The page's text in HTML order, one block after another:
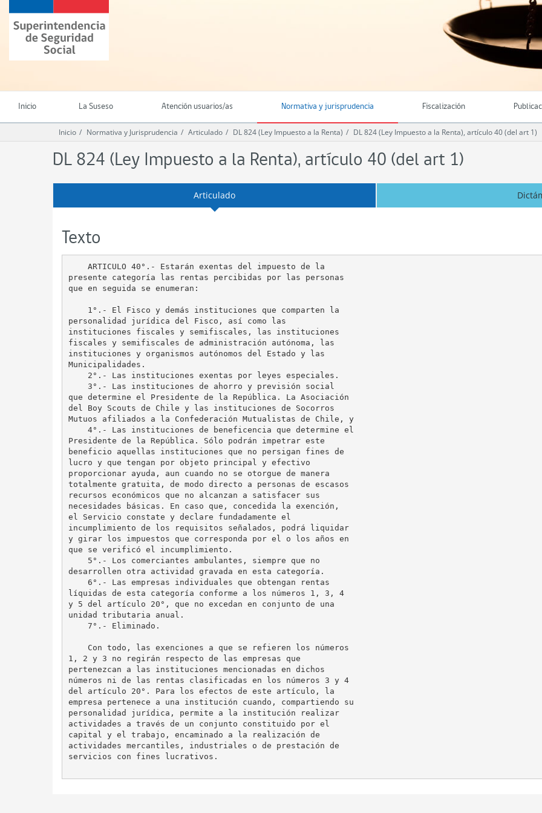
contenido
principal
Superintendencia
de
Seguridad
(SUSESO)
Chile
Inicio La Suseso Atención usuarios/as Normativa y jurisprudencia Fiscalización
Inicio Normativa y Jurisprudencia Articulado DL 824 (Ley Impuesto a la Renta) DL 824 (Ley Impuesto a la Renta), artículo 40 (del art 1)
DL 824 (Ley Impuesto a la Renta), artículo 40 (del art 1)
Articulado
Texto
    ARTICULO 40°.- Estarán exentas del impuesto de la
presente categoría las rentas percibidas por las personas
que en seguida se enumeran:
    1°.- El Fisco y demás instituciones que comparten la
personalidad jurídica del Fisco, así como las
instituciones fiscales y semifiscales, las instituciones
fiscales y semifiscales de administración autónoma, las
instituciones y organismos autónomos del Estado y las
Municipalidades.
    2°.- Las instituciones exentas por leyes especiales.
    3°.- Las instituciones de ahorro y previsión social
que determine el Presidente de la República. La Asociación
del Boy Scouts de Chile y las instituciones de Socorros
Mutuos afiliados a la Confederación Mutualistas de Chile, y
    4°.- Las instituciones de beneficencia que determine el
Presidente de la República. Sólo podrán impetrar este
beneficio aquellas instituciones que no persigan fines de
lucro y que tengan por objeto principal y efectivo
proporcionar ayuda, aun cuando no se otorgue de manera
totalmente gratuita, de modo directo a personas de escasos
recursos económicos que no alcanzan a satisfacer sus
necesidades básicas. En caso que, concedida la exención,
el Servicio constate y declare fundadamente el
incumplimiento de los requisitos señalados, podrá liquidar
y girar los impuestos que corresponda por el o los años en
que se verificó el incumplimiento.
    5°.- Los comerciantes ambulantes, siempre que no
desarrollen otra actividad gravada en esta categoría.
    6°.- Las empresas individuales que obtengan rentas
líquidas de esta categoría conforme a los números 1, 3, 4
y 5 del artículo 20°, que no excedan en conjunto de una
unidad tributaria anual.
    7°.- Eliminado.
    Con todo, las exenciones a que se refieren los números
1, 2 y 3 no regirán respecto de las empresas que
pertenezcan a las instituciones mencionadas en dichos
números ni de las rentas clasificadas en los números 3 y 4
del artículo 20°. Para los efectos de este artículo, la
empresa pertenece a una institución cuando, compartiendo su
personalidad jurídica, permite a la institución realizar
actividades a través de un conjunto constituido por el
capital y el trabajo, encaminado a la realización de
actividades mercantiles, industriales o de prestación de
servicios con fines lucrativos.